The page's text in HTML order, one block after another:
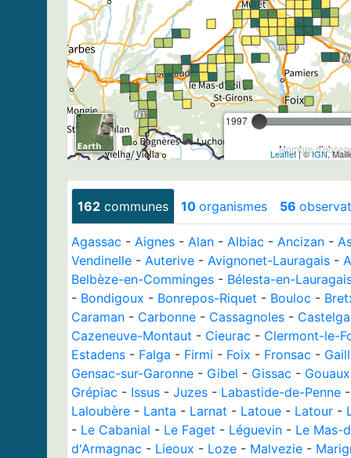
1997
Nombre
Leaflet| ©IGN,
162 communes 10 organismes 56
Agassac - Aignes - Alan - Albiac - Ancizan -
Vendinelle - Auterive - Avignonet-Lauragais -
Belbèze-en-Comminges - Bélesta-en-
- Bondigoux - Bonrepos-Riquet - Bouloc -
Caraman - Carbonne - Cassagnoles -
Cazeneuve-Montaut - Cieurac - Clermont-le-
Estadens - Falga - Firmi - Foix - Fronsac -
Gensac-sur-Garonne - Gibel - Gissac -
Grépiac - Issus - Juzes - Labastide-de-Penne
Laloubère - Lanta - Larnat - Latoue - Latour -
- Le Cabanial - Le Faget - Léguevin - Le Mas-
d'Armagnac - Lieoux - Loze - Malvezie -